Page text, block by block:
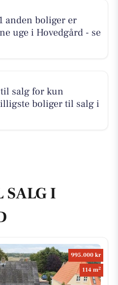
anden boliger er
uge i Hovedgård - se
salg for kun
boliger til salg i
SALG I
995.000 kr
114 m2